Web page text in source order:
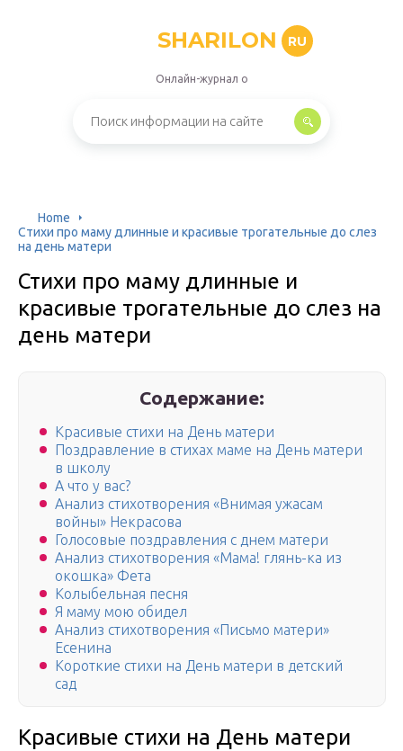
SHARILON RU
Онлайн-журнал о
Home
Стихи про маму длинные и красивые трогательные до слез
на день матери
Стихи про маму длинные и
красивые трогательные до слез на
день матери
Содержание:
Красивые стихи на День матери
Поздравление в стихах маме на День матери
в школу
А что у вас?
Анализ стихотворения «Внимая ужасам
войны» Некрасова
Голосовые поздравления с днем матери
Анализ стихотворения «Мама! глянь-ка из
окошка» Фета
Колыбельная песня
Я маму мою обидел
Анализ стихотворения «Письмо матери»
Есенина
Короткие стихи на День матери в детский
сад
Красивые стихи на День матери